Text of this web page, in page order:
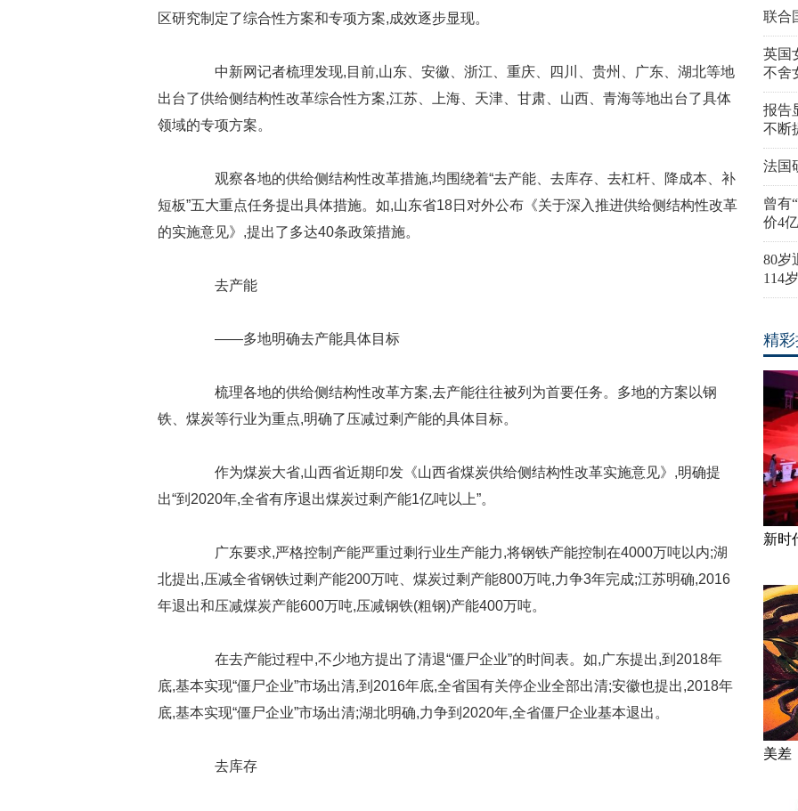
区研究制定了综合性方案和专项方案,成效逐步显现。
中新网记者梳理发现,目前,山东、安徽、浙江、重庆、四川、贵州、广东、湖北等地
出台了供给侧结构性改革综合性方案,江苏、上海、天津、甘肃、山西、青海等地出台了具体
领域的专项方案。
观察各地的供给侧结构性改革措施,均围绕着“去产能、去库存、去杠杆、降成本、补
短板”五大重点任务提出具体措施。如,山东省18日对外公布《关于深入推进供给侧结构性改革
的实施意见》,提出了多达40条政策措施。
去产能
——多地明确去产能具体目标
梳理各地的供给侧结构性改革方案,去产能往往被列为首要任务。多地的方案以钢
铁、煤炭等行业为重点,明确了压减过剩产能的具体目标。
作为煤炭大省,山西省近期印发《山西省煤炭供给侧结构性改革实施意见》,明确提
出“到2020年,全省有序退出煤炭过剩产能1亿吨以上”。
广东要求,严格控制产能严重过剩行业生产能力,将钢铁产能控制在4000万吨以内;湖
北提出,压减全省钢铁过剩产能200万吨、煤炭过剩产能800万吨,力争3年完成;江苏明确,2016
年退出和压减煤炭产能600万吨,压减钢铁(粗钢)产能400万吨。
在去产能过程中,不少地方提出了清退“僵尸企业”的时间表。如,广东提出,到2018年
底,基本实现“僵尸企业”市场出清,到2016年底,全省国有关停企业全部出清;安徽也提出,2018年
底,基本实现“僵尸企业”市场出清;湖北明确,力争到2020年,全省僵尸企业基本退出。
去库存
联合
英国
不舍
报告
不断
法国
曾有
价4亿
80岁
114
精
新时
美差